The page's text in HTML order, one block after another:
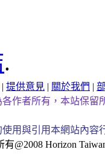
.
| 提供意見 | 關於我們 |
作者所有，本站保留
用與引用本網站內
有@2008 Horizon